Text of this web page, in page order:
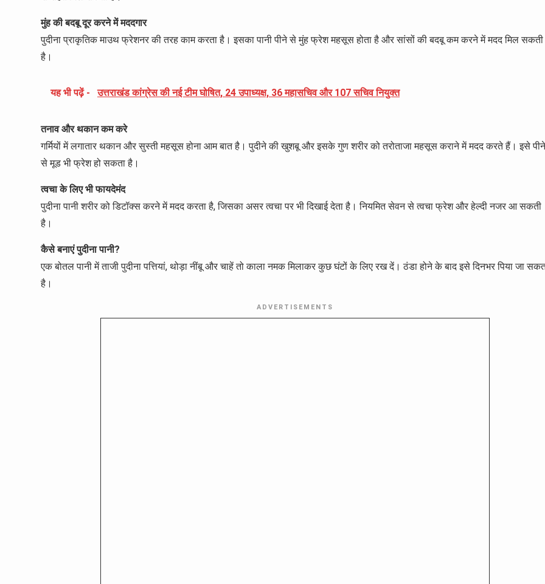
मुंह की बदबू दूर करने में मददगार
पुदीना प्राकृतिक माउथ फ्रेशनर की तरह काम करता है। इसका पानी पीने से मुंह फ्रेश महसूस होता है और सांसों की बदबू कम करने में मदद मिल सकती
है।
यह भी पढ़ें - उत्तराखंड कांग्रेस की नई टीम घोषित, 24 उपाध्यक्ष, 36 महासचिव और 107 सचिव नियुक्त
तनाव और थकान कम करे
गर्मियों में लगातार थकान और सुस्ती महसूस होना आम बात है। पुदीने की खुशबू और इसके गुण शरीर को तरोताजा महसूस कराने में मदद करते हैं। इसे पीने
से मूड भी फ्रेश हो सकता है।
त्वचा के लिए भी फायदेमंद
पुदीना पानी शरीर को डिटॉक्स करने में मदद करता है, जिसका असर त्वचा पर भी दिखाई देता है। नियमित सेवन से त्वचा फ्रेश और हेल्दी नजर आ सकती
है।
कैसे बनाएं पुदीना पानी?
एक बोतल पानी में ताजी पुदीना पत्तियां, थोड़ा नींबू और चाहें तो काला नमक मिलाकर कुछ घंटों के लिए रख दें। ठंडा होने के बाद इसे दिनभर पिया जा
है।
ADVERTISEMENTS